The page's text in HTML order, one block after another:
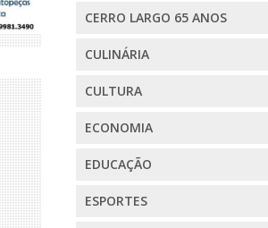
CERRO LARGO 65 ANOS
CULINÁRIA
CULTURA
ECONOMIA
EDUCAÇÃO
ESPORTES